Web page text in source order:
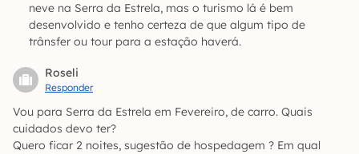
neve na Serra da Estrela, mas o turismo lá é bem
desenvolvido e tenho certeza de que algum tipo de
trânsfer ou tour para a estação haverá.
Roseli
Responder
Vou para Serra da Estrela em Fevereiro, de carro. Quais
cuidados devo ter?
Quero ficar 2 noites, sugestão de hospedagem ? Em qual